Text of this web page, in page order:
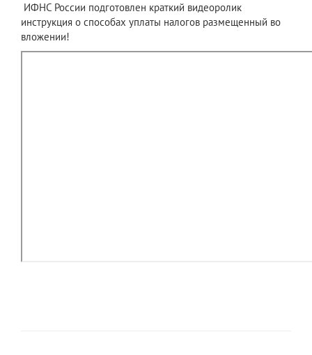
ИФНС России подготовлен краткий видеоролик
инструкция о способах уплаты налогов размещенный во
вложении!